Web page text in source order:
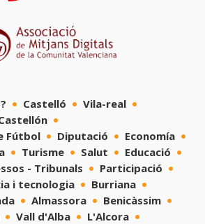
Castelló
Vila-real
Fútbol
Diputació
Economía
Turisme Salut
Educació
- Tribunals
Participació
i tecnologia
Burriana
Almassora
Benicàssim
Vall d'Alba
L'Alcora